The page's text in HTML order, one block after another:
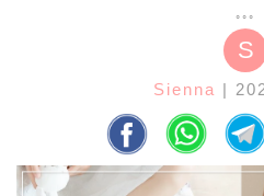
S
Sienna |